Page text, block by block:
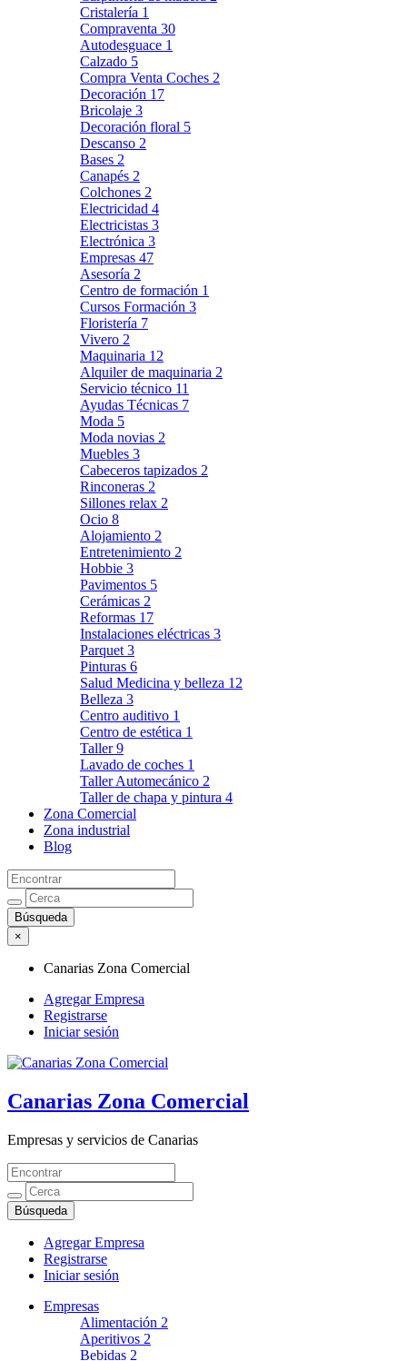
Cristalería 1
Compraventa 30
Autodesguace 1
Calzado 5
Compra Venta Coches 2
Decoración 17
Bricolaje 3
Decoración floral 5
Descanso 2
Bases 2
Canapés 2
Colchones 2
Electricidad 4
Electricistas 3
Electrónica 3
Empresas 47
Asesoría 2
Centro de formación 1
Cursos Formación 3
Floristería 7
Vivero 2
Maquinaria 12
Alquiler de maquinaria 2
Servicio técnico 11
Ayudas Técnicas 7
Moda 5
Moda novias 2
Muebles 3
Cabeceros tapizados 2
Rinconeras 2
Sillones relax 2
Ocio 8
Alojamiento 2
Entretenimiento 2
Hobbie 3
Pavimentos 5
Cerámicas 2
Reformas 17
Instalaciones eléctricas 3
Parquet 3
Pinturas 6
Salud Medicina y belleza 12
Belleza 3
Centro auditivo 1
Centro de estética 1
Taller9
Lavado de coches 1
Taller Automecánico 2
Taller de chapa y pintura 4
Zona Comercial
Zona industrial
Blog
×
Canarias Zona Comercial
Agregar Empresa
Registrarse
Iniciar sesión
Canarias Zona Comercial
Empresas y servicios de Canarias
Agregar Empresa
Registrarse
Iniciar sesión
Empresas
Alimentación 2
Aperitivos 2
Bebidas 2